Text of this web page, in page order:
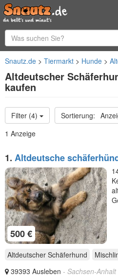
Snautz.de Tiermarkt Hunde
Altdeutscher
kaufen
Filter (4)
1 Anzeige
1. Altdeutsche
500 €
Altdeutscher Schäferhund
39393 Ausleben - Sachsen-Anhalt